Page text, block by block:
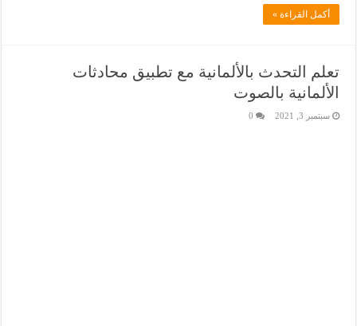
أكمل القراءة »
تعلم التحدث بالألمانية مع تطبيق محادثات
الألمانية بالصوت
سبتمبر 3, 2021 0